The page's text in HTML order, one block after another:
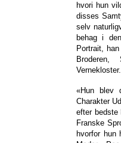
hvori hun
disses
selv
behag i
Portrait,
Vernekloster.
«Hun blev
Charakter
efter
Franske
hvorfor